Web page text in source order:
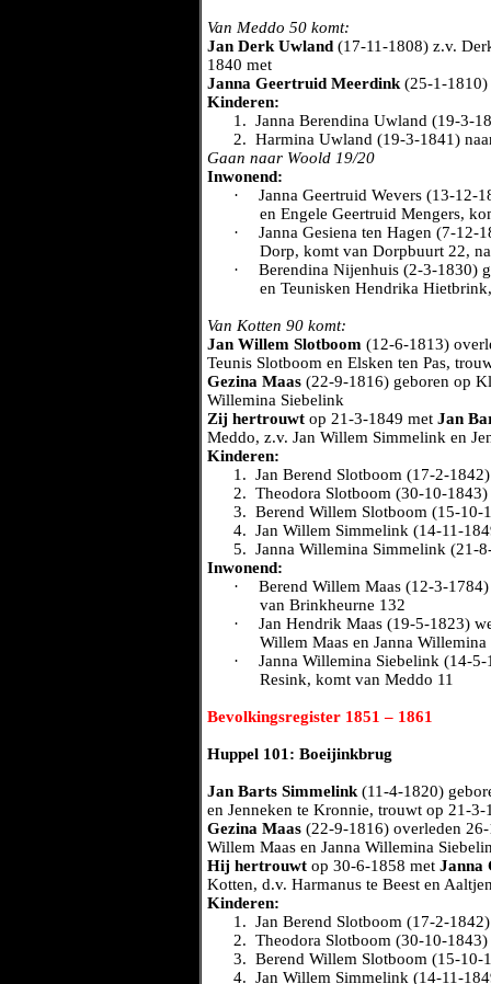
Van Meddo 50 komt:
Jan Derk Uwland (17-11-1808) z.v.
1840 met
Janna Geertruid Meerdink (25-1-1810)
Kinderen:
1. Janna Berendina Uwland (19-3-
2. Harmina Uwland (19-3-1841)
Gaan naar Woold 19/20
Inwonend:
·
Janna Geertruid Wevers (13-12-
en Engele Geertruid Mengers,
·
Janna Gesiena ten Hagen (7-12-
Dorp, komt van Dorpbuurt 22,
·
Berendina Nijenhuis (2-3-1830)
en Teunisken Hendrika
Van Kotten 90 komt:
Jan Willem Slotboom (12-6-1813)
Teunis Slotboom en Elsken ten Pas,
Gezina Maas (22-9-1816) geboren op
Willemina Siebelink
Zij hertrouwt op 21-3-1849 met Jan
Meddo, z.v. Jan Willem Simmelink en
Kinderen:
1. Jan Berend Slotboom (17-2-
2. Theodora Slotboom (30-10-1843)
3. Berend Willem Slotboom (15-10-
4. Jan Willem Simmelink (14-11-
5. Janna Willemina Simmelink (21-
Inwonend:
·
Berend Willem Maas (12-3-
van Brinkheurne 132
·
Jan Hendrik Maas (19-5-1823)
Willem Maas en Janna
·
Janna Willemina Siebelink (14-
Resink, komt van Meddo 11
Bevolkingsregister 1851 – 1861
Huppel 101: Boeijinkbrug
Jan Barts Simmelink (11-4-1820)
en Jenneken te Kronnie, trouwt op 21-3-
Gezina Maas (22-9-1816) overleden
Willem Maas en Janna Willemina
Hij hertrouwt op 30-6-1858 met Janna
Kotten, d.v. Harmanus te Beest en
Kinderen:
1. Jan Berend Slotboom (17-2-
2. Theodora Slotboom (30-10-1843)
3. Berend Willem Slotboom (15-10-
4. Jan Willem Simmelink (14-11-